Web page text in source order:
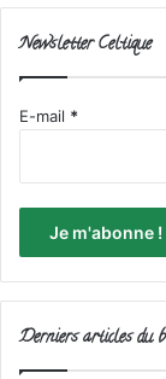
Newsletter Celtique
E-mail *
Derniers articles du